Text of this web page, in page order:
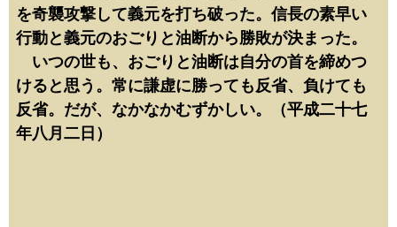
を奇襲攻撃して義元を打ち破った。信長の素早い
行動と義元のおごりと油断から勝敗が決まった。
いつの世も、おごりと油断は自分の首を締めつ
けると思う。常に謙虚に勝っても反省、負けても
反省。だが、なかなかむずかしい。（平成二十七
年八月二日）